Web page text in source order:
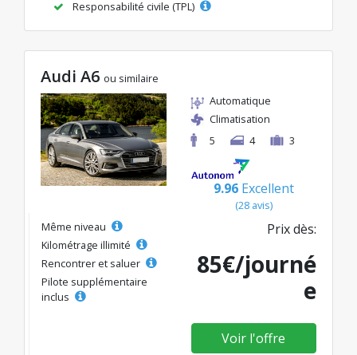
Responsabilité civile (TPL)
Audi A6 ou similaire
Automatique
Climatisation
5
4 3
9.96 Excellent
(28 avis)
Même niveau
Kilométrage illimité
Rencontrer et saluer
Pilote supplémentaire
inclus
Prix dès:
85€/journé
e
Voir l'offre